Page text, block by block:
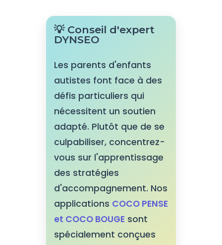
💡 Conseil d'expert
DYNSEO
Les parents d'enfants
autistes font face à des
défis particuliers qui
nécessitent un soutien
adapté. Plutôt que de se
culpabiliser, concentrez-
vous sur l'apprentissage
des stratégies
d'accompagnement. Nos
applications COCO PENSE
et COCO BOUGE sont
spécialement conçues